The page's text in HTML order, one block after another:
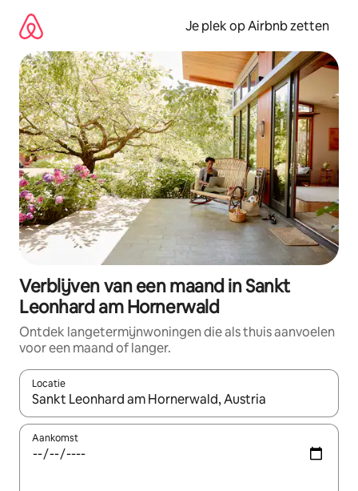
direct
naar
inhoud
Je plek op Airbnb zetten
Verblijven van een maand in Sankt
Leonhard am Hornerwald
Ontdek langetermijnwoningen die als thuis aanvoelen
voor een maand of langer.
Locatie
Wanneer er resultaten beschikbaar zijn, maak je een keuze
Aankomst